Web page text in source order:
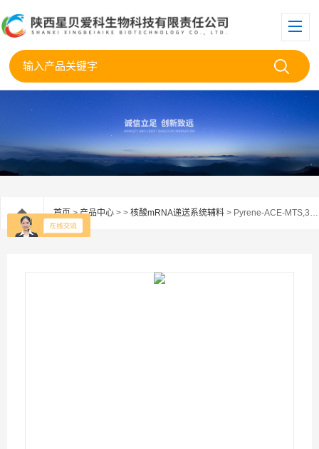
首页>产品中心 > > 核酸mRNA递送系统辅料 > Pyrene-ACE-MTS,384342-64-7